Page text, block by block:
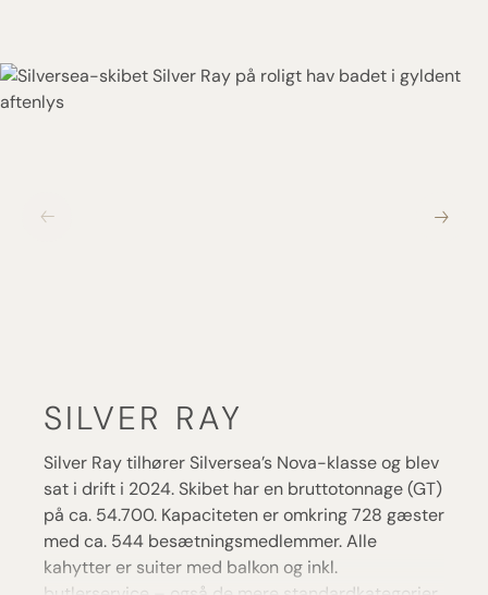
SILVER RAY
Silver Ray tilhører Silversea’s Nova-klasse og blev
sat i drift i 2024. Skibet har en bruttotonnage (GT)
på ca. 54.700. Kapaciteten er omkring 728 gæster
med ca. 544 besætningsmedlemmer. Alle
kahytter er suiter med balkon og inkl.